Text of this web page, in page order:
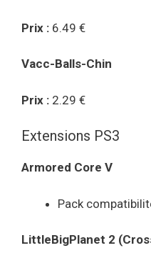
Prix : 6.49 €
Vacc-Balls-Chin
Prix : 2.29 €
Extensions PS3
Armored Core V
Pack
LittleBigPlanet 2